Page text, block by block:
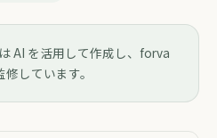
AI を活用して作成し、forva
しています。